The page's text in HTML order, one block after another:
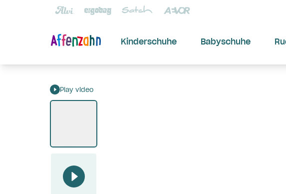
Kinderschuhe Babyschuhe
Play video